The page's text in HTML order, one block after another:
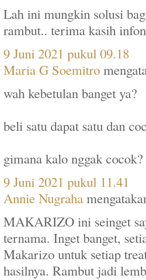
Lah ini mungkin solusi
rambut.. terima kasih
9 Juni 2021 pukul 09.18
Maria G Soemitro
wah kebetulan banget ya?
beli satu dapat satu dan
gimana kalo nggak
9 Juni 2021 pukul 11.41
Annie Nugraha
MAKARIZO ini seinget
ternama. Inget banget,
Makarizo untuk setiap
hasilnya. Rambut jadi